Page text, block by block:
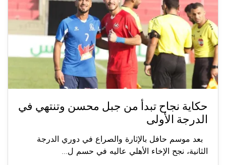
حكاية نجاح تبدأ من جبل محسن وتنتهي في
الدرجة الأولى
بعد موسم حافل بالإثارة والصراع في دوري الدرجة
الثانية، نجح الإخاء الأهلي عاليه في حسم ل...